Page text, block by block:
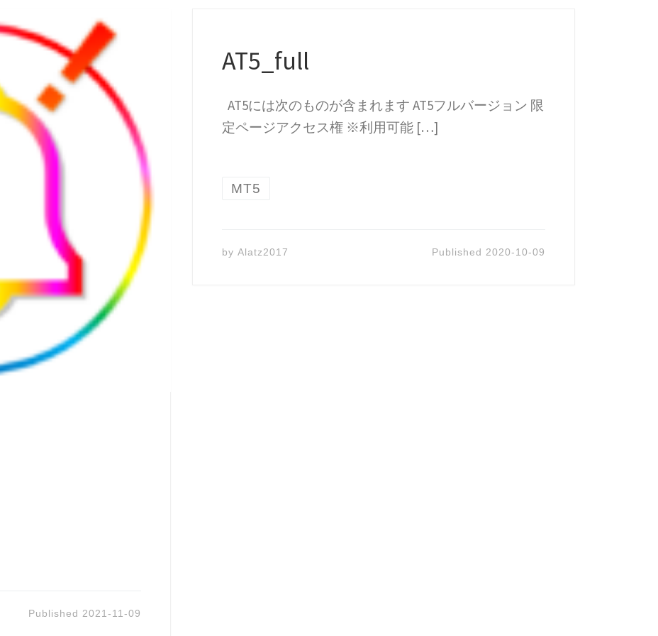
Published 2021-11-09
AT5_full
AT5には次のものが含まれます AT5フルバージョン 限
定ページアクセス権 ※利用可能 […]
MT5
by Alatz2017 Published 2020-10-09